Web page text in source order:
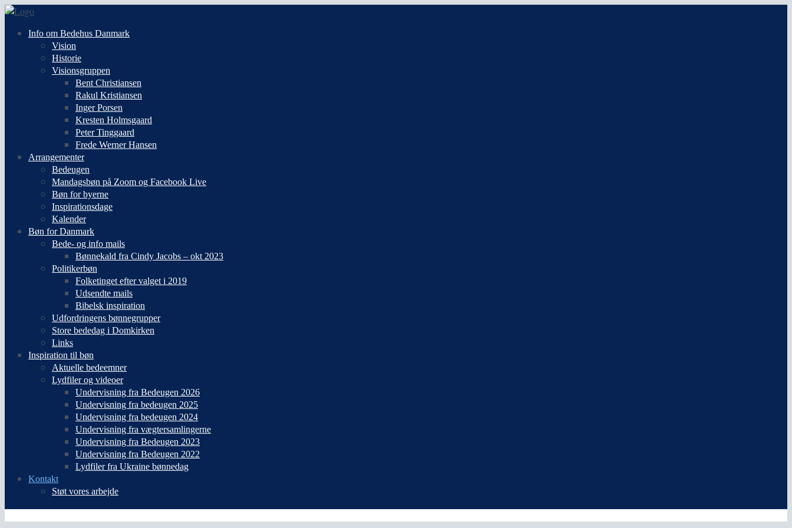
Info om Bedehus Danmark
Vision
Historie
Visionsgruppen
Bent Christiansen
Rakul Kristiansen
Inger Porsen
Kresten Holmsgaard
Peter Tinggaard
Frede Werner Hansen
Arrangementer
Bedeugen
Mandagsbøn på Zoom og Facebook Live
Bøn for byerne
Inspirationsdage
Kalender
Bøn for Danmark
Bede- og info mails
Bønnekald fra Cindy Jacobs – okt 2023
Politikerbøn
Folketinget efter valget i 2019
Udsendte mails
Bibelsk inspiration
Udfordringens bønnegrupper
Store bededag i Domkirken
Links
Inspiration til bøn
Aktuelle bedeemner
Lydfiler og videoer
Undervisning fra Bedeugen 2026
Undervisning fra bedeugen 2025
Undervisning fra bedeugen 2024
Undervisning fra vægtersamlingerne
Undervisning fra Bedeugen 2023
Undervisning fra Bedeugen 2022
Lydfiler fra Ukraine bønnedag
Kontakt
Støt vores arbejde